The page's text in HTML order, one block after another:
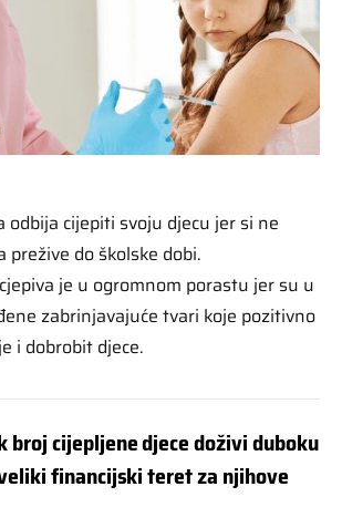
odbija cijepiti svoju djecu jer si ne
do školske dobi.
je u ogromnom porastu jer su u
zabrinjavajuće tvari koje pozitivno
i dobrobit djece.
broj cijepljene djece doživi duboku
financijski teret za njihove